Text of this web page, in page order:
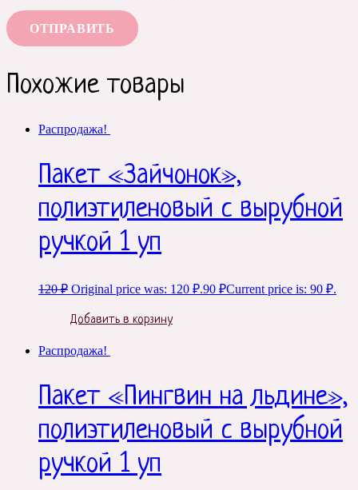
Похожие товары
Распродажа!
Пакет «Зайчонок»,
полиэтиленовый с вырубной
ручкой 1 уп
120₽ Original price was: 120 ₽.90 ₽Current price is: 90 ₽.
Добавить в корзину
Распродажа!
Пакет «Пингвин на льдине»,
полиэтиленовый с вырубной
ручкой 1 уп